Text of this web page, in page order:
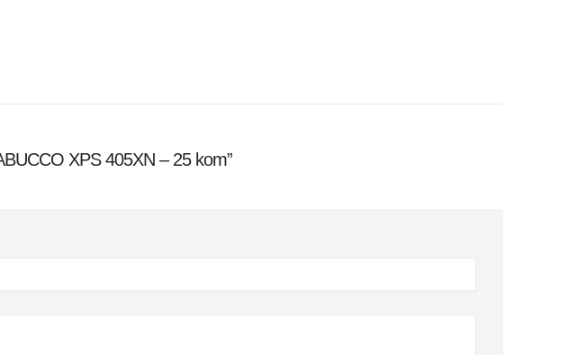
XPS 405XN – 25 kom”